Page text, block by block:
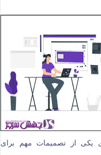
یکی از تصمیمات مهم برای